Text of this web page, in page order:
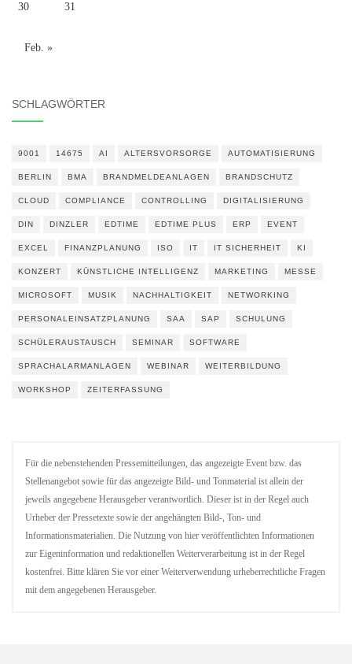
30 31
Feb. »
SCHLAGWÖRTER
9001 14675 AI ALTERSVORSORGE AUTOMATISIERUNG
BERLIN BMA BRANDMELDEANLAGEN BRANDSCHUTZ
CLOUD COMPLIANCE CONTROLLING DIGITALISIERUNG
DIN DINZLER EDTIME EDTIME PLUS ERP EVENT
EXCEL FINANZPLANUNG ISO IT IT SICHERHEIT KI
KONZERT KÜNSTLICHE INTELLIGENZ MARKETING MESSE
MICROSOFT MUSIK NACHHALTIGKEIT NETWORKING
PERSONALEINSATZPLANUNG SAA SAP SCHULUNG
SCHÜLERAUSTAUSCH SEMINAR SOFTWARE
SPRACHALARMANLAGEN WEBINAR WEITERBILDUNG
WORKSHOP ZEITERFASSUNG
Für die nebenstehenden Pressemitteilungen, das angezeigte Event bzw. das
Stellenangebot sowie für das angezeigte Bild- und Tonmaterial ist allein der
jeweils angegebene Herausgeber verantwortlich. Dieser ist in der Regel auch
Urheber der Pressetexte sowie der angehängten Bild-, Ton- und
Informationsmaterialien. Die Nutzung von hier veröffentlichten Informationen
zur Eigeninformation und redaktionellen Weiterverarbeitung ist in der Regel
kostenfrei. Bitte klären Sie vor einer Weiterverwendung urheberrechtliche Fragen
mit dem angegebenen Herausgeber.